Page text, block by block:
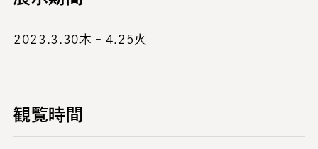
2023.3.30木 – 4.25火
観覧時間